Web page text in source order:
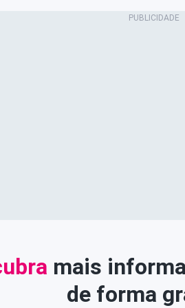
mais
de forma